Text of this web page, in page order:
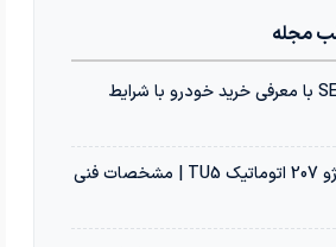
مجله
بررسی پراید 111 SE با معرفی خرید خودرو با شرایط
معرفی و خرید پژو 207 اتوماتیک TU5 | مشخصات فنی